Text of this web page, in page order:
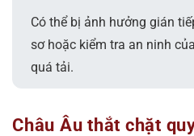
Có thể bị ảnh hưởng gián
sơ hoặc kiểm tra an ninh
quá tải.
Châu Âu thắt chặt